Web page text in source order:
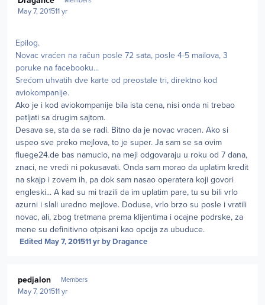
May 7, 201511 yr
Epilog.
Novac vraćen na račun posle 72 sata, posle 4-5 mailova, 3
poruke na facebooku...
Srećom uhvatih dve karte od preostale tri, direktno kod
aviokompanije.
Ako je i kod aviokompanije bila ista cena, nisi onda ni trebao
petljati sa drugim sajtom.
Desava se, sta da se radi. Bitno da je novac vracen. Ako si
uspeo sve preko mejlova, to je super. Ja sam se sa ovim
fluege24.de bas namucio, na mejl odgovaraju u roku od 7 dana,
znaci, ne vredi ni pokusavati. Onda sam morao da uplatim kredit
na skajp i zovem ih, pa dok sam nasao operatera koji govori
engleski... A kad su mi trazili da im uplatim pare, tu su bili vrlo
azurni i slali uredno mejlove. Doduse, vrlo brzo su posle i vratili
novac, ali, zbog tretmana prema klijentima i ocajne podrske, za
mene su definitivno otpisani kao opcija za ubuduce.
Edited May 7, 201511 yrby Dragance
pedjalon Members
May 7, 201511 yr